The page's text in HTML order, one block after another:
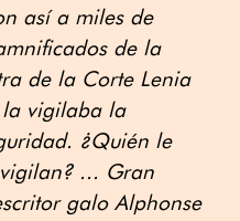
así a miles de
de la
de la Corte Lenia
la vigilaba la
¿Quién le
... Gran
galo Alphonse